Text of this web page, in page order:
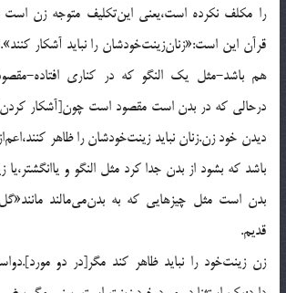
را مکلف نکرده است،یعنی این‌تکلیف متوجه زن است
قرآن این است:«زنان‌زینت‌خودشان را نباید آشکار
هم باشد-مثل یک النگو که در کناری افتاده-
درحالی که در بدن است مقصود است چون[آشکار
دیدن خود زن.زنان نباید زینت‌خودشان را ظاهر
باشد که بشود از بدن جدا کرد مثل النگو و یاانگشتر،یا
بدن است مثل چیزهایی که به بدن‌می‌مالند
قدیم.
زن زینت‌خود را نباید ظاهر کند مگر[در دو